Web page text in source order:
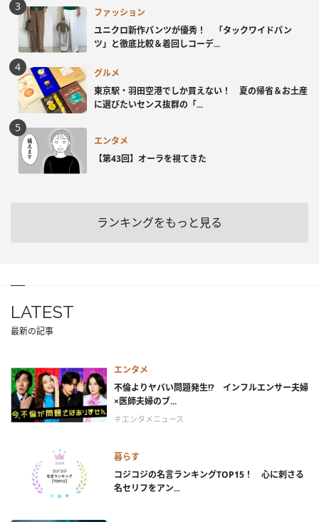
ファッション
ユニクロ新作パンツが優秀！ 「タックワイドパン
ツ」と徹底比較＆着回しコーデ...
グルメ
東京駅・羽田空港でしか買えない！ 夏の帰省＆お土産
に選びたいセンス抜群の「...
エンタメ
【第43回】オーラを視てきた
ランキングをもっと見る
LATEST
最新の記事
エンタメ
不倫よりヤバい問題発生!? インフルエンサー夫婦
×医師夫婦のブ...
＃エンタメニュース
暮らす
コジコジの名言ランキングTOP15！ 心に刺さる
名セリフをアン...